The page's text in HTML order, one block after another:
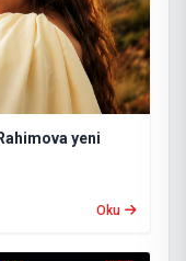
yeni
Oku